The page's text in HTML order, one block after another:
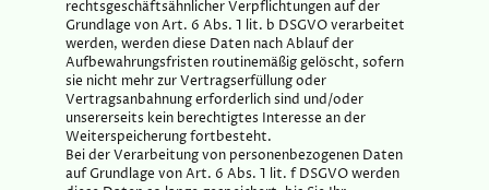
rechtsgeschäftsähnlicher Verpflichtungen auf der
Grundlage von Art. 6 Abs. 1 lit. b DSGVO verarbeitet
werden, werden diese Daten nach Ablauf der
Aufbewahrungsfristen routinemäßig gelöscht, sofern
sie nicht mehr zur Vertragserfüllung oder
Vertragsanbahnung erforderlich sind und/oder
unsererseits kein berechtigtes Interesse an der
Weiterspeicherung fortbesteht.
Bei der Verarbeitung von personenbezogenen Daten
auf Grundlage von Art. 6 Abs. 1 lit. f DSGVO werden